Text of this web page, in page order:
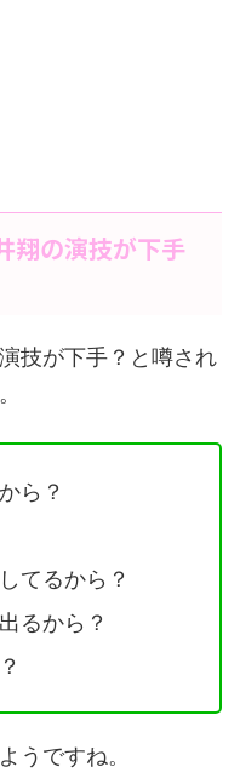
翔の演技が下手
技が下手？と噂され
ら？
てるから？
るから？
うですね。